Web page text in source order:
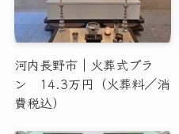
河内長野市｜火葬式プラ
ン 14.3万円（火葬料／消
費税込）